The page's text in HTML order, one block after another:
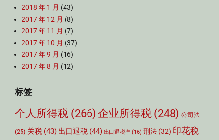
2018 年 1 月 (43)
2017 年 12 月 (8)
2017 年 11 月 (7)
2017 年 10 月 (37)
2017 年 9 月 (16)
2017 年 8 月 (12)
标签
个人所得税 (266) 企业所得税 (248) 公司法
(25) 关税 (43) 出口退税 (44) 出口退税率 (16) 刑法 (32) 印花税